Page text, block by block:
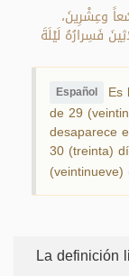
وعِشْرِينَ،
فَسِرارُهُ لَيْلَةَ
Español Es
de 29
desaparece
30 (treinta)
(veintinueve)
La definición